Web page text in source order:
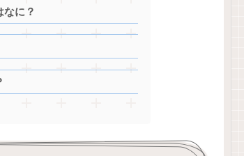
なに？